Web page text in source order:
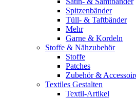
Spitzenbänder
Tüll- & Taftbänder
Mehr
Garne & Kordeln
Stoffe & Nähzubehör
Stoffe
Patches
Zubehör &
Textiles Gestalten
Textil-Artikel